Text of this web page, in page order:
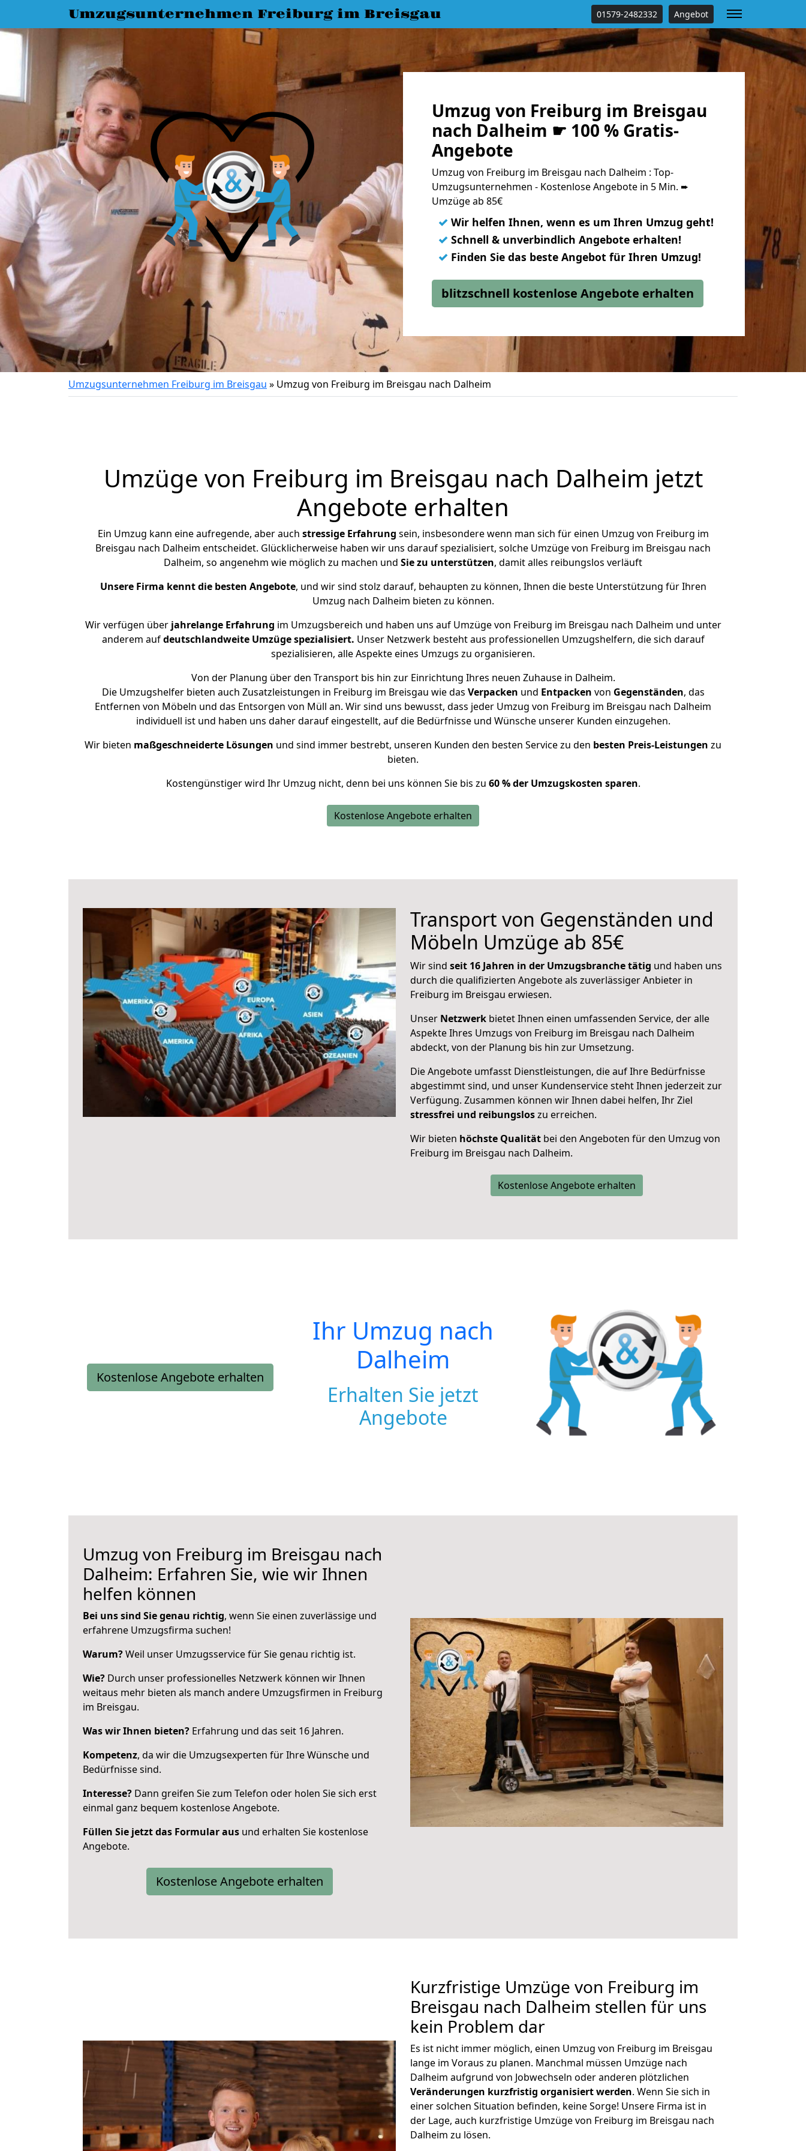
Umzugsunternehmen Freiburg im Breisgau 01579-2482332 Angebot
Umzug von Freiburg im Breisgau
nach Dalheim ☛ 100 % Gratis-
Angebote
Umzug von Freiburg im Breisgau nach Dalheim : Top-
Umzugsunternehmen - Kostenlose Angebote in 5 Min. ➨
Umzüge ab 85€
✓ Wir helfen Ihnen, wenn es um Ihren Umzug geht!
✓ Schnell & unverbindlich Angebote erhalten!
✓ Finden Sie das beste Angebot für Ihren Umzug!
blitzschnell kostenlose Angebote erhalten
Umzugsunternehmen Freiburg im Breisgau » Umzug von Freiburg im Breisgau nach Dalheim
Umzüge von Freiburg im Breisgau nach Dalheim jetzt
Angebote erhalten
Ein Umzug kann eine aufregende, aber auch stressige Erfahrung sein, insbesondere wenn man sich für einen Umzug von Freiburg im
Breisgau nach Dalheim entscheidet. Glücklicherweise haben wir uns darauf spezialisiert, solche Umzüge von Freiburg im Breisgau nach
Dalheim, so angenehm wie möglich zu machen und Sie zu unterstützen, damit alles reibungslos verläuft
Unsere Firma kennt die besten Angebote, und wir sind stolz darauf, behaupten zu können, Ihnen die beste Unterstützung für Ihren
Umzug nach Dalheim bieten zu können.
Wir verfügen überjahrelange Erfahrung im Umzugsbereich und haben uns auf Umzüge von Freiburg im Breisgau nach Dalheim und unter
anderem aufdeutschlandweite Umzüge spezialisiert. Unser Netzwerk besteht aus professionellen Umzugshelfern, die sich darauf
spezialisieren, alle Aspekte eines Umzugs zu organisieren.
Von der Planung über den Transport bis hin zur Einrichtung Ihres neuen Zuhause in Dalheim.
Die Umzugshelfer bieten auch Zusatzleistungen in Freiburg im Breisgau wie das Verpacken und Entpacken von Gegenständen, das
Entfernen von Möbeln und das Entsorgen von Müll an. Wir sind uns bewusst, dass jeder Umzug von Freiburg im Breisgau nach Dalheim
individuell ist und haben uns daher darauf eingestellt, auf die Bedürfnisse und Wünsche unserer Kunden einzugehen.
Wir bieten maßgeschneiderte Lösungen und sind immer bestrebt, unseren Kunden den besten Service zu den besten Preis-Leistungen zu
bieten.
Kostengünstiger wird Ihr Umzug nicht, denn bei uns können Sie bis zu 60 % der Umzugskosten sparen.
Kostenlose Angebote erhalten
Transport von Gegenständen und
Möbeln Umzüge ab 85€
Wir sind seit 16 Jahren in der Umzugsbranche tätig und haben uns
durch die qualifizierten Angebote als zuverlässiger Anbieter in
Freiburg im Breisgau erwiesen.
Unser Netzwerk bietet Ihnen einen umfassenden Service, der alle
Aspekte Ihres Umzugs von Freiburg im Breisgau nach Dalheim
abdeckt, von der Planung bis hin zur Umsetzung.
Die Angebote umfasst Dienstleistungen, die auf Ihre Bedürfnisse
abgestimmt sind, und unser Kundenservice steht Ihnen jederzeit zur
Verfügung. Zusammen können wir Ihnen dabei helfen, Ihr Ziel
stressfrei und reibungsloszu erreichen.
Wir bieten höchste Qualität bei den Angeboten für den Umzug von
Freiburg im Breisgau nach Dalheim.
Kostenlose Angebote erhalten
Kostenlose Angebote erhalten
Ihr Umzug nach
Dalheim
Erhalten Sie jetzt
Angebote
Umzug von Freiburg im Breisgau nach
Dalheim: Erfahren Sie, wie wir Ihnen
helfen können
Bei uns sind Sie genau richtig, wenn Sie einen zuverlässige und
erfahrene Umzugsfirma suchen!
Warum?Weil unser Umzugsservice für Sie genau richtig ist.
Wie? Durch unser professionelles Netzwerk können wir Ihnen
weitaus mehr bieten als manch andere Umzugsfirmen in Freiburg
im Breisgau.
Was wir Ihnen bieten? Erfahrung und das seit 16 Jahren.
Kompetenz, da wir die Umzugsexperten für Ihre Wünsche und
Bedürfnisse sind.
Interesse? Dann greifen Sie zum Telefon oder holen Sie sich erst
einmal ganz bequem kostenlose Angebote.
Füllen Sie jetzt das Formular aus und erhalten Sie kostenlose
Angebote.
Kostenlose Angebote erhalten
Kurzfristige Umzüge von Freiburg im
Breisgau nach Dalheim stellen für uns
kein Problem dar
Es ist nicht immer möglich, einen Umzug von Freiburg im Breisgau
lange im Voraus zu planen. Manchmal müssen Umzüge nach
Dalheim aufgrund von Jobwechseln oder anderen plötzlichen
Veränderungen kurzfristig organisiert werden. Wenn Sie sich in
einer solchen Situation befinden, keine Sorge! Unsere Firma ist in
der Lage, auch kurzfristige Umzüge von Freiburg im Breisgau nach
Dalheim zu lösen.